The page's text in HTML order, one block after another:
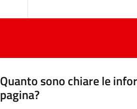
Quanto sono chiare le
pagina?